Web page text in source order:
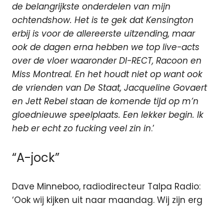
de belangrijkste onderdelen van mijn
ochtendshow. Het is te gek dat Kensington
erbij is voor de allereerste uitzending, maar
ook de dagen erna hebben we top live-acts
over de vloer waaronder DI-RECT, Racoon en
Miss Montreal. En het houdt niet op want ook
de vrienden van De Staat, Jacqueline Govaert
en Jett Rebel staan de komende tijd op m’n
gloednieuwe speelplaats. Een lekker begin. Ik
heb er echt zo fucking veel zin in.’
“A-jock”
Dave Minneboo, radiodirecteur Talpa Radio:
‘Ook wij kijken uit naar maandag. Wij zijn erg